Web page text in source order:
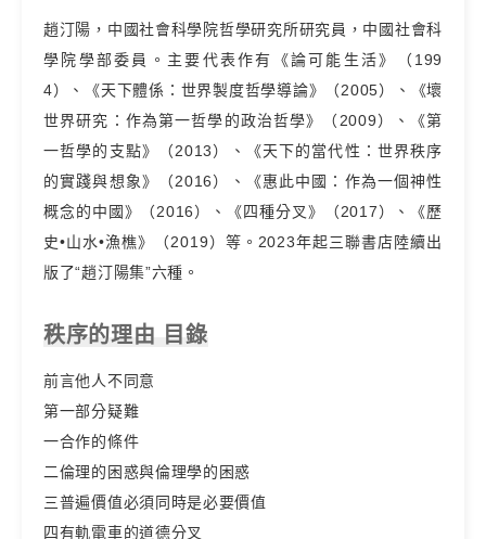
趙汀陽，中國社會科學院哲學研究所研究員，中國社會科
學院學部委員。主要代表作有《論可能生活》（199
4）、《天下體係：世界製度哲學導論》（2005）、《壞
世界研究：作為第一哲學的政治哲學》（2009）、《第
一哲學的支點》（2013）、《天下的當代性：世界秩序
的實踐與想象》（2016）、《惠此中國：作為一個神性
概念的中國》（2016）、《四種分叉》（2017）、《歷
史•山水•漁樵》（2019）等。2023年起三聯書店陸續出
版了“趙汀陽集”六種。
秩序的理由 目錄
前言他人不同意
第一部分疑難
一合作的條件
二倫理的困惑與倫理學的困惑
三普遍價值必須同時是必要價值
四有軌電車的道德分叉